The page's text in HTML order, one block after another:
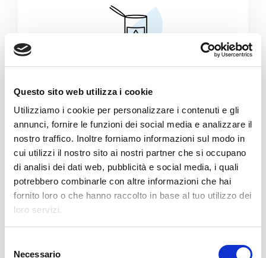
Questo sito web utilizza i cookie
Utilizziamo i cookie per personalizzare i contenuti e gli
annunci, fornire le funzioni dei social media e analizzare il
nostro traffico. Inoltre forniamo informazioni sul modo in
cui utilizzi il nostro sito ai nostri partner che si occupano
di analisi dei dati web, pubblicità e social media, i quali
potrebbero combinarle con altre informazioni che hai
fornito loro o che hanno raccolto in base al tuo utilizzo dei
loro servizi.
Necessario
Food